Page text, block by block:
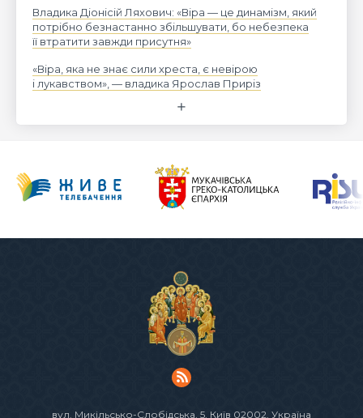
Владика Діонісій Ляхович: «Віра — це динамізм, який
потрібно безнастанно збільшувати, бо небезпека
її втратити завжди присутня»
«Віра, яка не знає сили хреста, є невірою
і лукавством», — владика Ярослав Приріз
вул. Микільсько-Слобідська, 5, Київ 02002, Україна